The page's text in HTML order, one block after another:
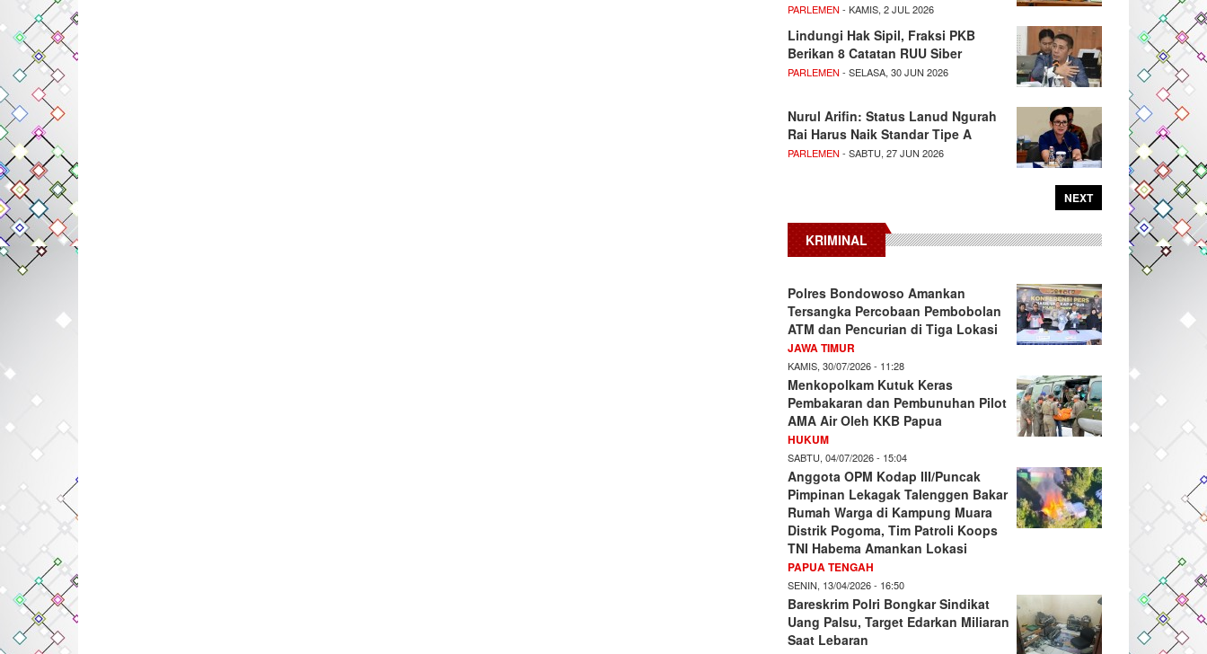
PARLEMEN - KAMIS, 2 JUL 2026
Lindungi Hak Sipil, Fraksi PKB
Berikan 8 Catatan RUU Siber
PARLEMEN - SELASA, 30 JUN 2026
Nurul Arifin: Status Lanud Ngurah
Rai Harus Naik Standar Tipe A
PARLEMEN - SABTU, 27 JUN 2026
NEXT
KRIMINAL
Polres Bondowoso Amankan
Tersangka Percobaan Pembobolan
ATM dan Pencurian di Tiga Lokasi
JAWA TIMUR
KAMIS, 30/07/2026 - 11:28
Menkopolkam Kutuk Keras
Pembakaran dan Pembunuhan Pilot
AMA Air Oleh KKB Papua
HUKUM
SABTU, 04/07/2026 - 15:04
Anggota OPM Kodap III/Puncak
Pimpinan Lekagak Talenggen Bakar
Rumah Warga di Kampung Muara
Distrik Pogoma, Tim Patroli Koops
TNI Habema Amankan Lokasi
PAPUA TENGAH
SENIN, 13/04/2026 - 16:50
Bareskrim Polri Bongkar Sindikat
Uang Palsu, Target Edarkan Miliaran
Saat Lebaran